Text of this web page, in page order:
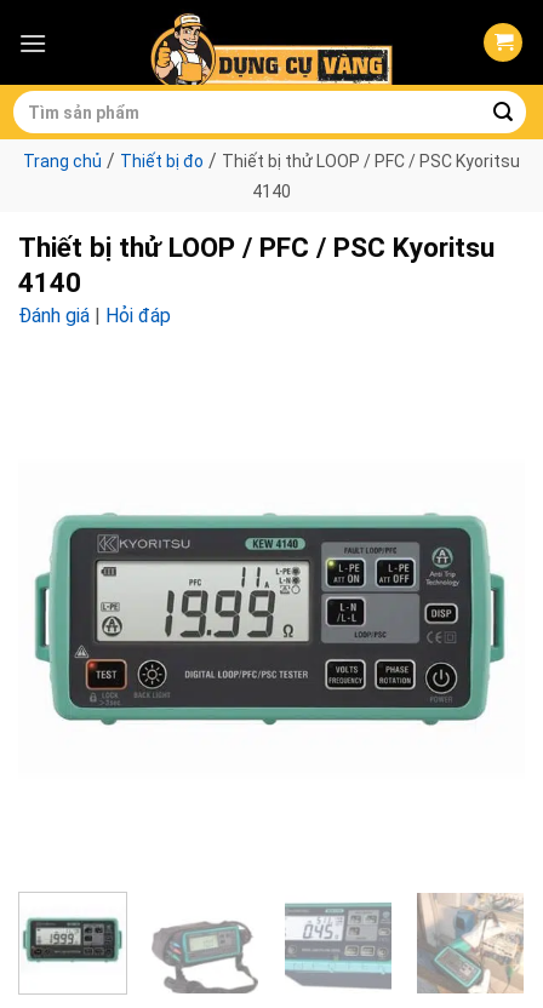
Tìm
kiếm:
Trang chủ / Thiết bị đo / Thiết bị thử LOOP / PFC / PSC Kyoritsu
4140
Thiết bị thử LOOP / PFC / PSC Kyoritsu
4140
Đánh giá | Hỏi đáp